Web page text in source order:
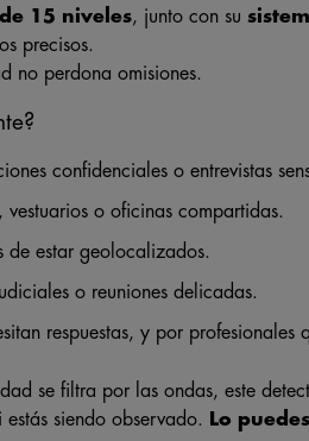
15 niveles, junto con su
precisos.
no perdona omisiones.
confidenciales o entrevistas
vestuarios o oficinas compartidas.
de estar geolocalizados.
o reuniones delicadas.
respuestas, y por profesionales
se filtra por las ondas, este
siendo observado.
Lo